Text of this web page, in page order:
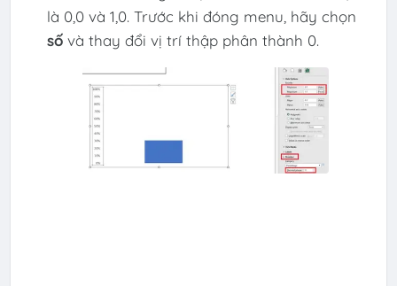
là 0,0 và 1,0. Trước khi đóng menu, hãy chọn
sốvà thay đổi vị trí thập phân thành 0.